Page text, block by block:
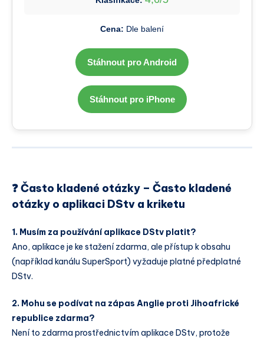
Cena: Dle balení
Stáhnout pro Android
Stáhnout pro iPhone
❓ Často kladené otázky – Často kladené
otázky o aplikaci DStv a kriketu
1. Musím za používání aplikace DStv platit?
Ano, aplikace je ke stažení zdarma, ale přístup k obsahu
(například kanálu SuperSport) vyžaduje platné předplatné
DStv.
2. Mohu se podívat na zápas Anglie proti Jihoafrické
republice zdarma?
Není to zdarma prostřednictvím aplikace DStv, protože